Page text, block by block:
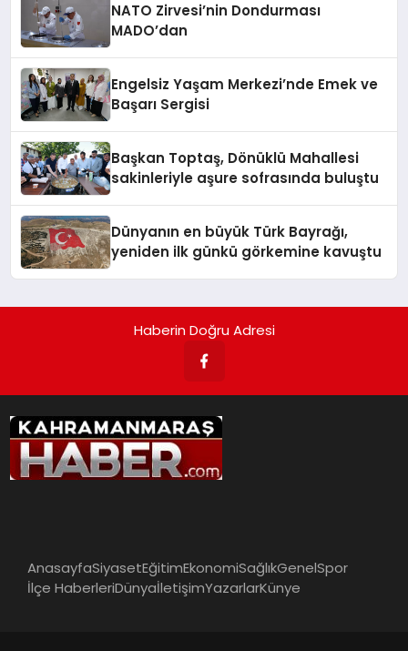
NATO Zirvesi’nin Dondurması
MADO’dan
Engelsiz Yaşam Merkezi’nde Emek ve
Başarı Sergisi
Başkan Toptaş, Dönüklü Mahallesi
sakinleriyle aşure sofrasında buluştu
Dünyanın en büyük Türk Bayrağı,
yeniden ilk günkü görkemine kavuştu
Haberin Doğru Adresi
AnasayfaSiyasetEğitimEkonomiSağlıkGenelSpor
İlçe HaberleriDünyaİletişimYazarlarKünye